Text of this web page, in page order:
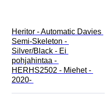
Heritor - Automatic Davies
Semi-Skeleton -
Silver/Black - Ei
pohjahintaa -
HERHS2502 - Miehet -
2020-